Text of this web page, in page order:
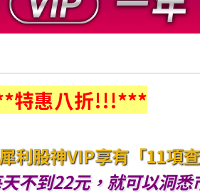
特惠八折!!!***
利股神VIP享有「11項
不到22元，就可以洞悉